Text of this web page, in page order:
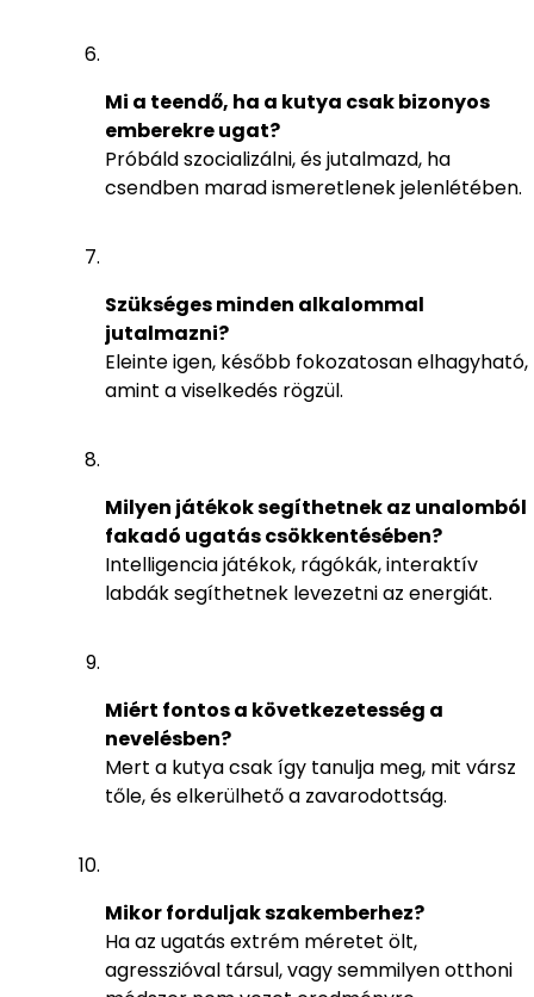
Mi a teendő, ha a kutya csak bizonyos
emberekre ugat?
Próbáld szocializálni, és jutalmazd, ha
csendben marad ismeretlenek jelenlétében.
Szükséges minden alkalommal
jutalmazni?
Eleinte igen, később fokozatosan elhagyható,
amint a viselkedés rögzül.
Milyen játékok segíthetnek az unalomból
fakadó ugatás csökkentésében?
Intelligencia játékok, rágókák, interaktív
labdák segíthetnek levezetni az energiát.
Miért fontos a következetesség a
nevelésben?
Mert a kutya csak így tanulja meg, mit vársz
tőle, és elkerülhető a zavarodottság.
Mikor forduljak szakemberhez?
Ha az ugatás extrém méretet ölt,
agresszióval társul, vagy semmilyen otthoni